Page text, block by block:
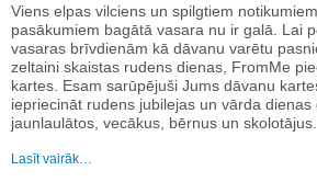
Viens elpas vilciens un spilgtiem
pasākumiem bagātā vasara nu ir galā. Lai
vasaras brīvdienām kā dāvanu varētu
zeltaini skaistas rudens dienas, FromMe
kartes. Esam sarūpējuši Jums dāvanu
iepriecināt rudens jubilejas un vārda dienas
jaunlaulātos, vecākus, bērnus un skolotājus.
Lasīt vairāk…